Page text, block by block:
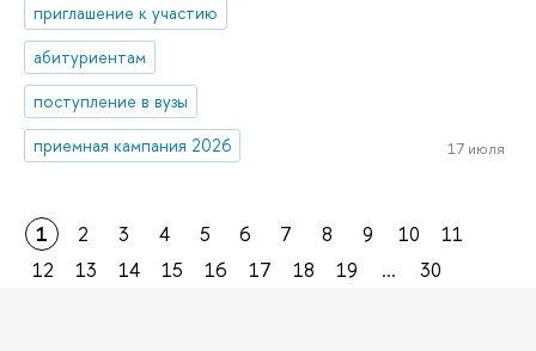
приглашение к участию
абитуриентам
поступление в вузы
приемная кампания 2026
17 июля
1 2 3 4 5 6 7 8 9 10
11
12
13 14 15 16 17 18 19 ... 30